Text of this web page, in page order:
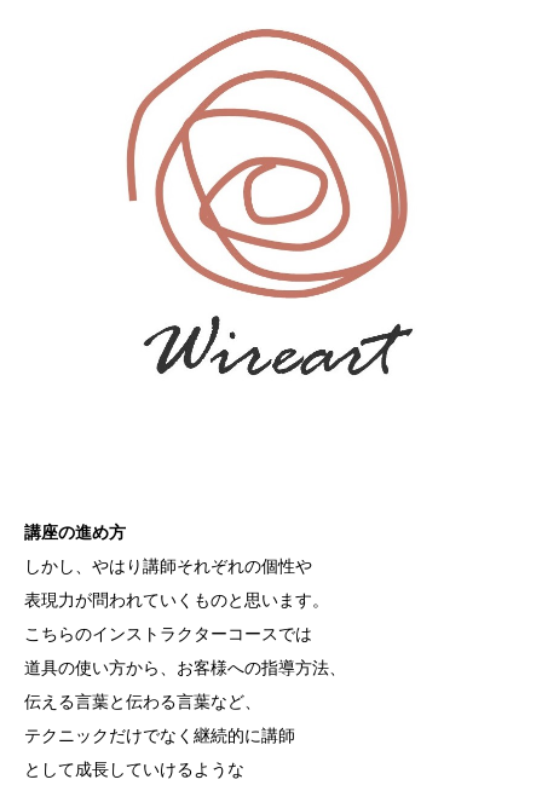
講座の進め方
しかし、やはり講師それぞれの個性や
表現力が問われていくものと思います。
こちらのインストラクターコースでは
道具の使い方から、お客様への指導方法、
伝える言葉と伝わる言葉など、
テクニックだけでなく継続的に講師
として成長していけるような